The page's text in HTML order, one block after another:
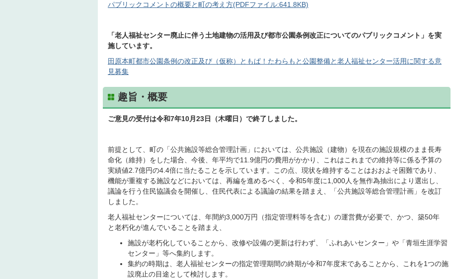
パブリックコメントの概要と町の考え方(PDFファイル:641.8KB)
「老人福祉センター廃止に伴う土地建物の活用及び都市公園条例改正についてのパブリックコメント」を実
施しています。
田原本町都市公園条例の改正及び（仮称）ともぱ！たわらもと公園整備と老人福祉センター活用に関する意
見募集
趣旨・概要
ご意見の受付は令和7年10月23日（木曜日）で終了しました。
前提として、町の「公共施設等総合管理計画」においては、公共施設（建物）を現在の施設規模のまま長寿
命化（維持）をした場合、今後、年平均で11.9億円の費用がかかり、これはこれまでの維持等に係る予算の
実績値2.7億円の4.4倍に当たることを示しています。この点、現状を維持することはおおよそ困難であり、
機能が重複する施設などにおいては、再編を進めるべく、令和5年度に1,000人を無作為抽出により選出し、
議論を行う住民協議会を開催し、住民代表による議論の結果を踏まえ、「公共施設等総合管理計画」を改訂
しました。
老人福祉センターについては、年間約3,000万円（指定管理料等を含む）の運営費が必要で、かつ、築50年
と老朽化が進んでいることを踏まえ、
施設が老朽化していることから、改修や設備の更新は行わず、「ふれあいセンター」や「青垣生涯学習
センター」等へ集約します。
集約の時期は、老人福祉センターの指定管理期間の終期が令和7年度末であることから、これを1つの施
設廃止の目途として検討します。